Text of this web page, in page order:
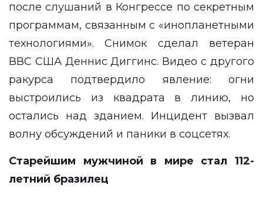
после слушаний в Конгрессе по секретным
программам, связанным с «инопланетными
технологиями». Снимок сделал ветеран
ВВС США Деннис Диггинс. Видео с другого
ракурса подтвердило явление: огни
выстроились из квадрата в линию, но
остались над зданием. Инцидент вызвал
волну обсуждений и паники в соцсетях.
Старейшим мужчиной в мире стал 112-
летний бразилец